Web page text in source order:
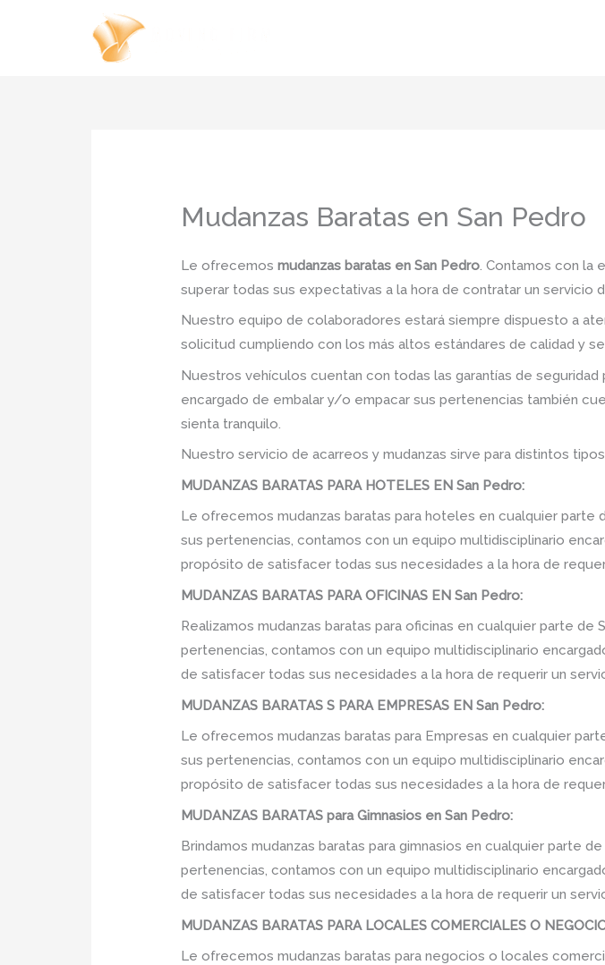
Mudanzas Baratas en San Pedro
Le ofrecemos mudanzas baratas en San Pedro . Contamos con la
superar todas sus expectativas a la hora de contratar un servicio
Nuestro equipo de colaboradores estará siempre dispuesto a
solicitud cumpliendo con los más altos estándares de calidad y
Nuestros vehículos cuentan con todas las garantías de
encargado de embalar y/o empacar sus pertenencias también
sienta tranquilo.
Nuestro servicio de acarreos y mudanzas sirve para distintos
MUDANZAS BARATAS PARA HOTELES EN San Pedro:
Le ofrecemos mudanzas baratas para hoteles en cualquier
sus pertenencias, contamos con un equipo multidisciplinario
propósito de satisfacer todas sus necesidades a la hora de
MUDANZAS BARATAS PARA OFICINAS EN San Pedro:
Realizamos mudanzas baratas para oficinas en cualquier parte
pertenencias, contamos con un equipo multidisciplinario
de satisfacer todas sus necesidades a la hora de requerir un
MUDANZAS BARATAS S PARA EMPRESAS EN San Pedro:
Le ofrecemos mudanzas baratas para Empresas en cualquier
sus pertenencias, contamos con un equipo multidisciplinario
propósito de satisfacer todas sus necesidades a la hora de
MUDANZAS BARATAS para Gimnasios en San Pedro:
Brindamos mudanzas baratas para gimnasios en cualquier parte
pertenencias, contamos con un equipo multidisciplinario
de satisfacer todas sus necesidades a la hora de requerir un
MUDANZAS BARATAS PARA LOCALES COMERCIALES O
Le ofrecemos mudanzas baratas para negocios o locales